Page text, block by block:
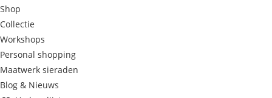
Shop
Collectie
Workshops
Personal shopping
Maatwerk sieraden
Blog & Nieuws